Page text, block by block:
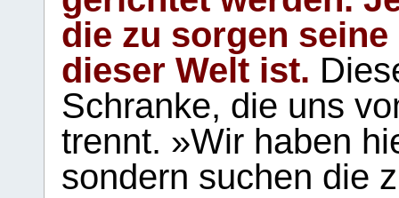
die zu sorgen
dieser Welt ist.
Schranke, die uns
trennt. »Wir haben
sondern suchen die